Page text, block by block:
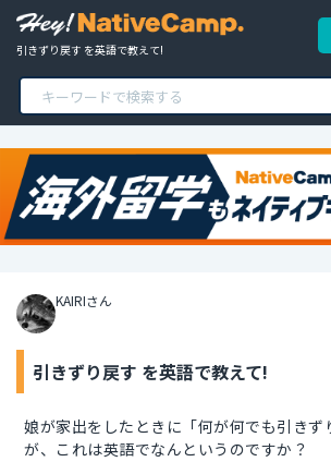
引きずり戻す を英語で教えて!
KAIRIさん
引きずり戻す を英語で教えて!
娘が家出をしたときに「何が何でも引きず
が、これは英語でなんというのですか？